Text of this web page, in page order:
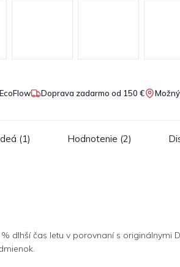
Doprava zadarmo od 150 €
(1) Hodnotenie (2)
dlhší čas letu v porovnaní s originálnymi